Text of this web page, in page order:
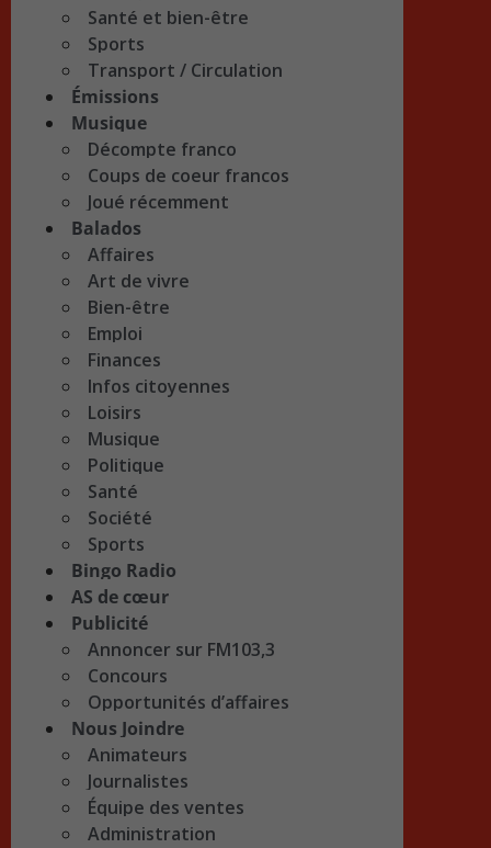
Santé et bien-être
Sports
Transport / Circulation
Émissions
Musique
Décompte franco
Coups de coeur francos
Joué récemment
Balados
Affaires
Art de vivre
Bien-être
Emploi
Finances
Infos citoyennes
Loisirs
Musique
Politique
Santé
Société
Sports
Bingo Radio
AS de cœur
Publicité
Annoncer sur FM103,3
Concours
Opportunités d’affaires
Nous Joindre
Animateurs
Journalistes
Équipe des ventes
Administration